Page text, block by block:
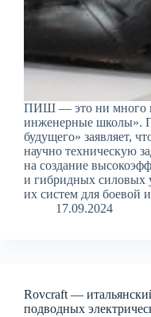
ПИШ — это ни много
инженерные
будущего» заявляет,
научно техническую
на создание
и гибридных силовых
их систем для боевой
17.09.2024
Rovcraft —
подводных